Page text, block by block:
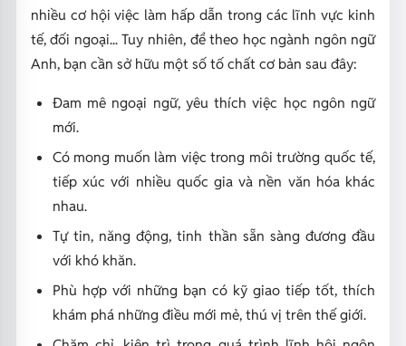
nhiều cơ hội việc làm hấp dẫn trong các lĩnh vực kinh
tế, đối ngoại... Tuy nhiên, để theo học ngành ngôn ngữ
Anh, bạn cần sở hữu một số tố chất cơ bản sau đây:
Đam mê ngoại ngữ, yêu thích việc học ngôn ngữ
mới.
Có mong muốn làm việc trong môi trường quốc tế,
tiếp xúc với nhiều quốc gia và nền văn hóa khác
nhau.
Tự tin, năng động, tinh thần sẵn sàng đương đầu
với khó khăn.
Phù hợp với những bạn có kỹ giao tiếp tốt, thích
khám phá những điều mới mẻ, thú vị trên thế giới.